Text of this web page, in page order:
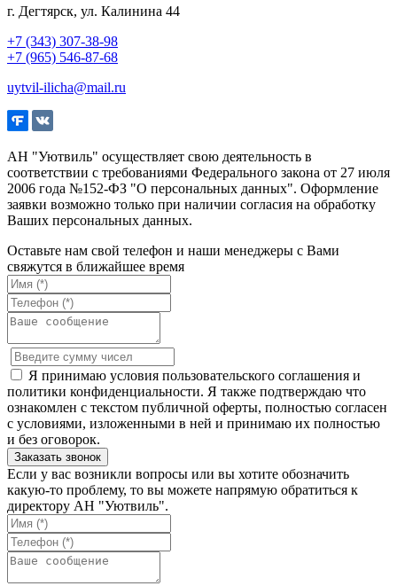
г. Дегтярск, ул. Калинина 44
+7 (343) 307-38-98
+7 (965) 546-87-68
uytvil-ilicha@mail.ru
АН "Уютвиль" осуществляет свою деятельность в
соответствии с требованиями Федерального закона от 27 июля
2006 года №152-ФЗ "О персональных данных". Оформление
заявки возможно только при наличии согласия на обработку
Ваших персональных данных.
Оставьте нам свой телефон и наши менеджеры с Вами
свяжутся в ближайшее время
Я принимаю условия пользовательского соглашения и
политики конфиденциальности. Я также подтверждаю что
ознакомлен с текстом публичной оферты, полностью согласен
с условиями, изложенными в ней и принимаю их полностью
и без оговорок.
Если у вас возникли вопросы или вы хотите обозначить
какую-то проблему, то вы можете напрямую обратиться к
директору АН "Уютвиль".